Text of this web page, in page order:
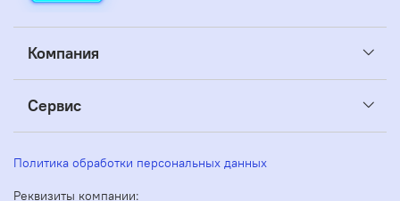
Компания
Сервис
Политика обработки персональных данных
Реквизиты компании: